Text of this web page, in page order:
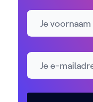
Naam
E-mailadres *